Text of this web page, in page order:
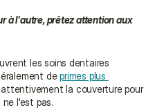
La couverture varie d'un assureur à l'autre, prêtez attention aux
les soins dentaires
de primes plus
attentivement la couverture pour
l'est pas.